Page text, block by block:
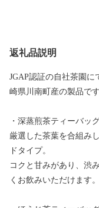
返礼品説明
JGAP認証の自社茶園
崎県川南町産の製品です
・深蒸煎茶ティーバッ
厳選した茶葉を合組み
ドタイプ。
コクと甘みがあり、渋
くお飲みいただけます。